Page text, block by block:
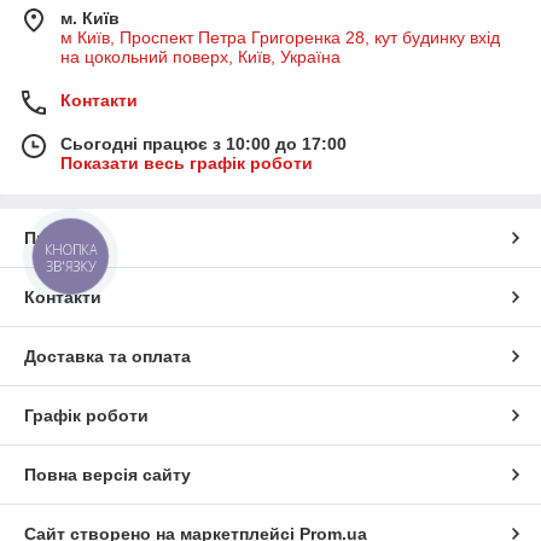
м. Київ
м Київ, Проспект Петра Григоренка 28, кут будинку вхід
на цокольний поверх, Київ, Україна
Контакти
Сьогодні працює з 10:00 до 17:00
Показати весь графік роботи
Про нас
Контакти
Доставка та оплата
Графік роботи
Повна версія сайту
Сайт створено на маркетплейсі Prom.ua
КНОПКА
ЗВ'ЯЗКУ